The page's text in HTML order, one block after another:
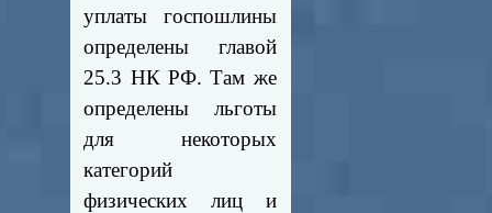
уплаты госпошлины
определены главой
25.3 НК РФ. Там же
определены льготы
для некоторых
категорий
физических лиц и